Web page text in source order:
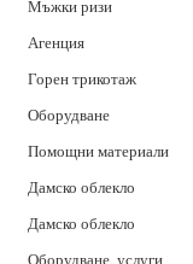
Мъжки ризи
Агенция
Горен трикотаж
Оборудване
Помощни материали
Дамско облекло
Дамско облекло
Оборудване, услуги